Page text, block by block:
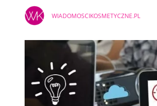
WIADOMOSCIKOSMETYCZNE.PL